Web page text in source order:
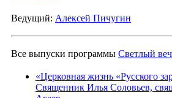
Ведущий: Алексей Пичугин
Все выпуски программы Светлый
«Церковная жизнь «Русского
Священник Илья Соловьев,